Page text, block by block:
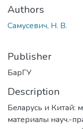
Authors
Самусевич, Н. В.
Publisher
БарГУ
Description
Беларусь и Китай:
материалы науч.-